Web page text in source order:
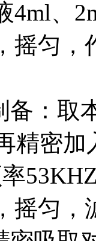
4ml、
摇匀，
备：取
精密
率
摇匀，